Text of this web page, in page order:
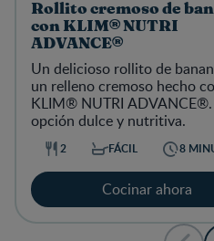
Rollito cremoso de
con KLIM® NUTRI
ADVANCE®
Un delicioso rollito de
un relleno cremoso hecho
KLIM® NUTRI ADVANCE®
opción dulce y nutritiva.
2 FÁCIL 8
Cocinar ahora